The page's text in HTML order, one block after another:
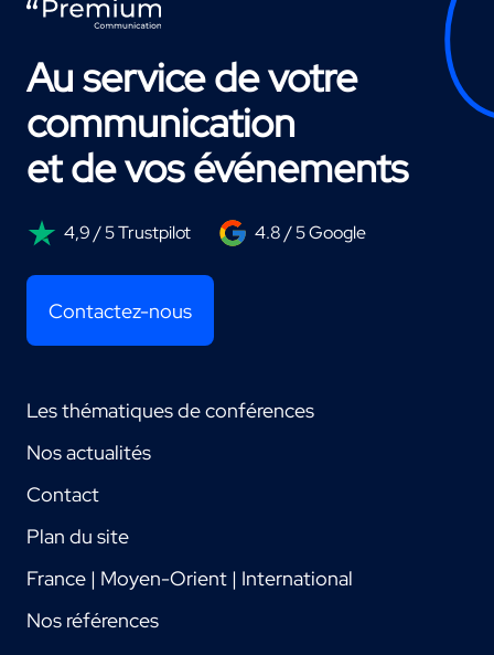
Au service de votre
communication
et de vos événements
4,9 / 5 Trustpilot 4.8 / 5 Google
Contactez-nous
Les thématiques de conférences
Nos actualités
Contact
Plan du site
France | Moyen-Orient | International
Nos références